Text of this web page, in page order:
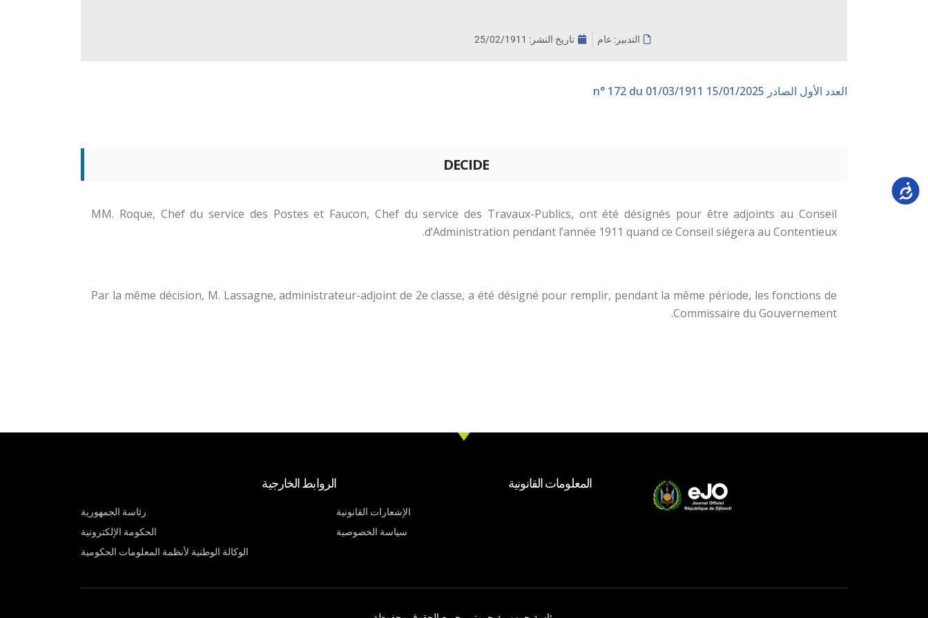
التدبير: عام تاريخ النشر: 25/02/1911
العدد الأول الصادر 15/01/2025
DECIDE
MM. Roque, Chef du service des Postes et Faucon, Chef du service des Travaux-Publics, ont été désignés pour être adjoints au Conseil
d’Administration pendant l’année 1911 quand ce Conseil siégera au Contentieux.
Par la même décision, M. Lassagne, administrateur-adjoint de 2e classe, a été désigné pour remplir, pendant la même période, les fonctions de
Commissaire du Gouvernement.
المعلومات القانونية
الإشعارات القانونية
سياسة الخصوصية
الروابط الخارجية
رئاسة الجمهورية
الحكومة الإلكترونية
الوكالة الوطنية لأنظمة المعلومات الحكومية